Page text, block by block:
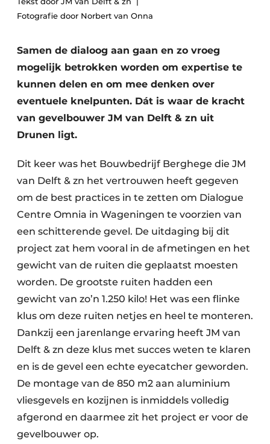
Podcasts
storymetadata
Vacature aanmelden
Vacatures
Video’s
Glas
Fotografie door Norbert van Onna
Samen de dialoog aan gaan en zo vroeg
mogelijk betrokken worden om expertise te
kunnen delen en om mee denken over
eventuele knelpunten. Dát is waar de kracht
van gevelbouwer JM van Delft & zn uit
Drunen ligt.
Dit keer was het Bouwbedrijf Berghege die JM
van Delft & zn het vertrouwen heeft gegeven
om de best practices in te zetten om Dialogue
Centre Omnia in Wageningen te voorzien van
een schitterende gevel. De uitdaging bij dit
project zat hem vooral in de afmetingen en het
gewicht van de ruiten die geplaatst moesten
worden. De grootste ruiten hadden een
gewicht van zo’n 1.250 kilo! Het was een flinke
klus om deze ruiten netjes en heel te monteren.
Dankzij een jarenlange ervaring heeft JM van
Delft & zn deze klus met succes weten te klaren
en is de gevel een echte eyecatcher geworden.
De montage van de 850 m2 aan aluminium
vliesgevels en kozijnen is inmiddels volledig
afgerond en daarmee zit het project er voor de
gevelbouwer op.